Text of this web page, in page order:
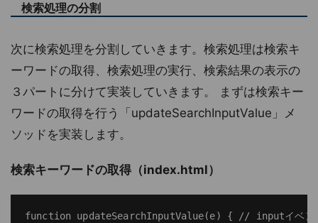
検索処理の分割
次に検索処理を分割していきます。検索処理は検索キ
ーワードの取得、検索処理の実行、検索結果の表示の
３パートに分けて実装していきます。 まずは検索キー
ワードの取得を行う「updateSearchInputValue」メ
ソッドを実装します。
検索キーワードの取得（index.html）
function updateSearchInputValue(e) { // inputイベント